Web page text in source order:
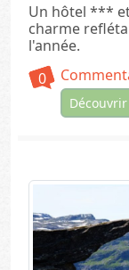
Un hôtel ***
charme
l'année.
0
Découvrir